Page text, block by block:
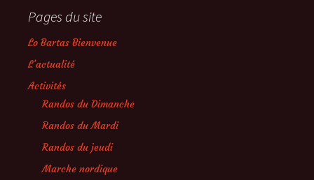
Pages du site
Lo Bartas Bienvenue
L’actualité
Activités
Randos du Dimanche
Randos du Mardi
Randos du jeudi
Marche nordique